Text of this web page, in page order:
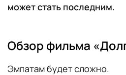
может стать последним.
Обзор фильма
Эмпатам будет сложно.